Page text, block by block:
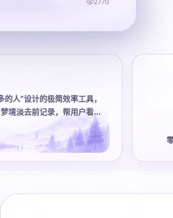
2770
人”设计的极简效率工具，
境淡去前记录，帮用户看...